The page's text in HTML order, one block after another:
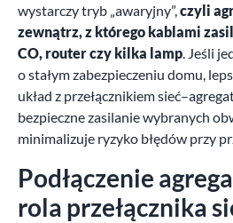
wystarczy tryb „awaryjny”,czyli
zewnątrz, z którego kablami
CO, router czy kilka lamp. Jeśli
o stałym zabezpieczeniu domu,
układ z przełącznikiem
bezpieczne zasilanie wybranych
minimalizuje ryzyko błędów przy
Podłączenie
rola przełącznika